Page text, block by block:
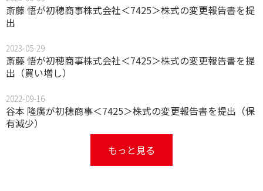
斎藤 悟が初穂商事株式会社＜7425＞株式の変更報告書を提
出
2023-05-29
斎藤 悟が初穂商事株式会社＜7425＞株式の変更報告書を提
出（買い増し）
2022-09-16
谷本 隆廣が初穂商事＜7425＞株式の変更報告書を提出（保
有減少）
もっと見る